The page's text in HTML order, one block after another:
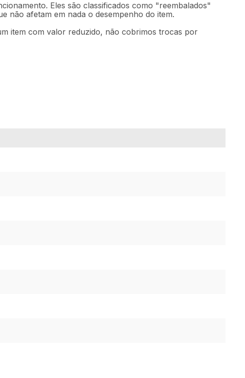
Eles são classificados como "reembalados"
não afetam em nada o desempenho do item.
item com valor reduzido, não cobrimos trocas por